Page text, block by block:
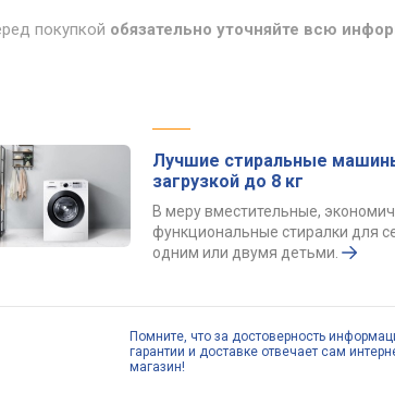
покупкой обязательно уточняйте всю
Лучшие стиральные
загрузкой до 8 кг
В меру вместительные,
функциональные стиралки для
одним или двумя детьми.
Помните, что за достоверность
гарантии и доставке отвечает сам
магазин!